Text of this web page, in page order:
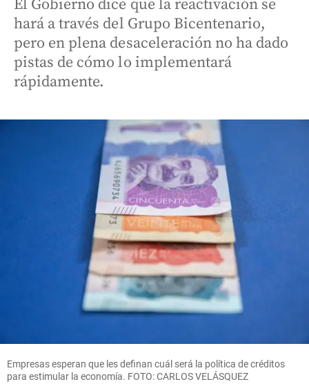
El Gobierno dice que la reactivación se
hará a través del Grupo Bicentenario,
pero en plena desaceleración no ha dado
pistas de cómo lo implementará
rápidamente.
Empresas esperan que les definan cuál será la política de créditos
para estimular la economía. FOTO: CARLOS VELÁSQUEZ